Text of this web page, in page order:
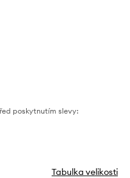
poskytnutím slevy:
Tabulka velikosti